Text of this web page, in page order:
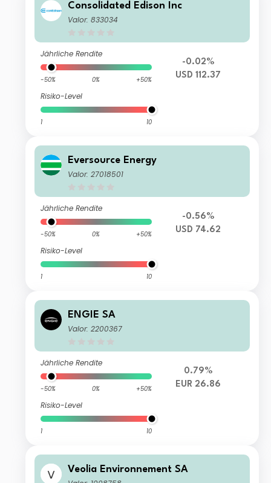
Consolidated Edison Inc
Valor: 833034
Jährliche Rendite
-50% 0% +50%
Risiko-Level
1 10
-0.02%
USD 112.37
Eversource Energy
Valor: 27018501
Jährliche Rendite
-50% 0% +50%
Risiko-Level
1 10
-0.56%
USD 74.62
ENGIE SA
Valor: 2200367
Jährliche Rendite
-50% 0% +50%
Risiko-Level
1 10
0.79%
EUR 26.86
Veolia Environnement SA